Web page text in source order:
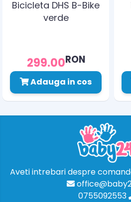
Bicicleta DHS B-Bike
verde
299.00RON
Adauga in cos
Aveti intrebari despre
0755092553